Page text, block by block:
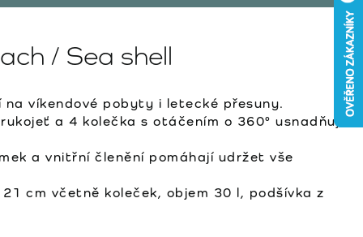
/ Sea shell
na víkendové pobyty i letecké přesuny.
a 4 kolečka s otáčením o 360° usnadňují
a vnitřní členění pomáhají udržet vše
cm včetně koleček, objem 30 l, podšívka z